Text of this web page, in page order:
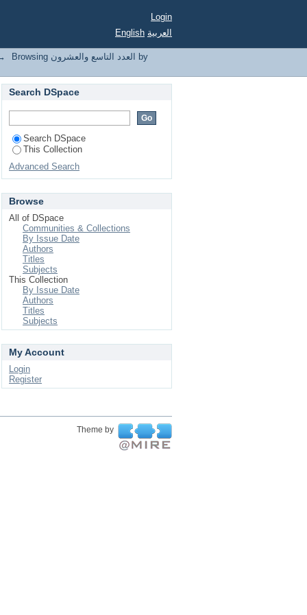
Login
English العربية
Browsing العدد التاسع والعشرون by
Search DSpace
Search DSpace
This Collection
Advanced Search
Browse
All of DSpace
Communities & Collections
By Issue Date
Authors
Titles
Subjects
This Collection
By Issue Date
Authors
Titles
Subjects
My Account
Login
Register
Theme by